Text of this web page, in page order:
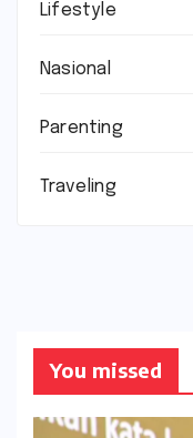
Lifestyle
Nasional
Parenting
Traveling
You missed